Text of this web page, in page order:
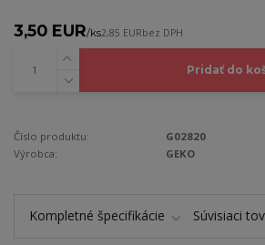
3,50 EUR/ks2,85 EURbez DPH
Pridať do
Číslo produktu:
G02820
Výrobca:
GEKO
Kompletné špecifikácie Súvisiaci